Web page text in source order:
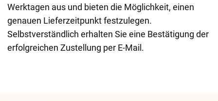
Werktagen aus und bieten die Möglichkeit, einen
genauen Lieferzeitpunkt festzulegen.
Selbstverständlich erhalten Sie eine Bestätigung der
erfolgreichen Zustellung per E-Mail.